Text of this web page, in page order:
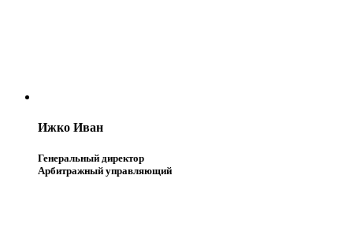
Ижко Иван
Генеральный директор
Арбитражный управляющий